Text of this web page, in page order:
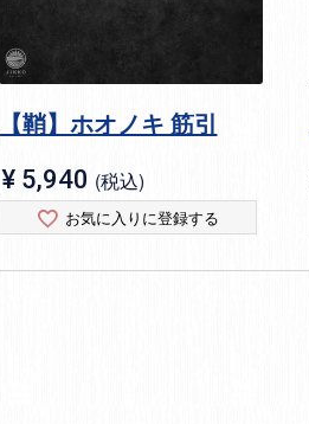
【鞘】ホオノキ 筋引
¥ 5,940 税込
お気に入りに登録する